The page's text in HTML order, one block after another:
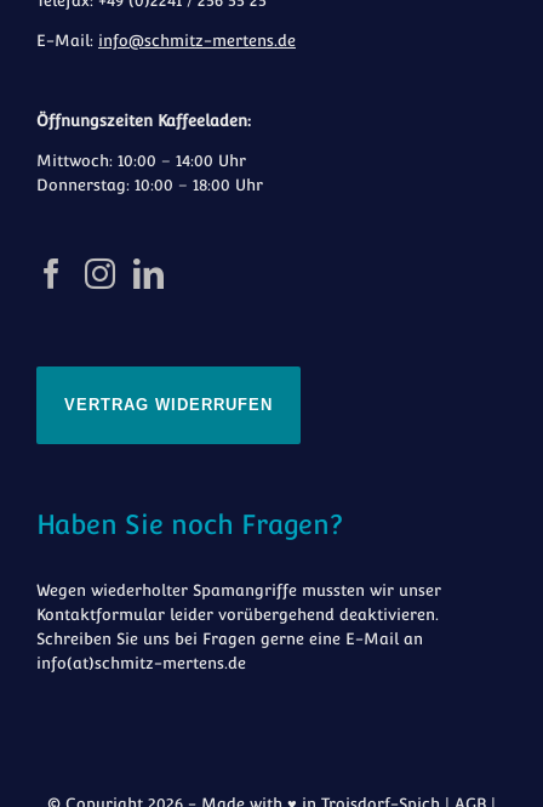
E-Mail: info@schmitz-mertens.de
Öffnungszeiten Kaffeeladen:
Mittwoch: 10:00 – 14:00 Uhr
Donnerstag: 10:00 – 18:00 Uhr
VERTRAG WIDERRUFEN
Haben Sie noch Fragen?
Wegen wiederholter Spamangriffe mussten wir unser
Kontaktformular leider vorübergehend deaktivieren.
Schreiben Sie uns bei Fragen gerne eine E-Mail an
info(at)schmitz-mertens.de